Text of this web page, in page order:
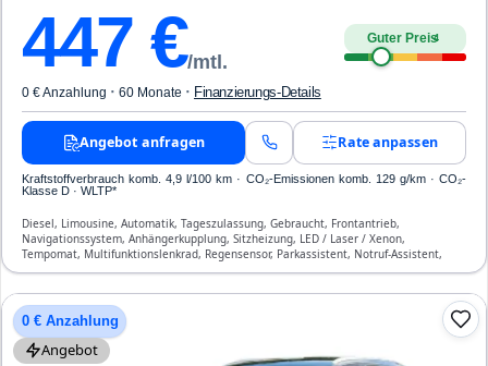
447 €/mtl.
Guter Preis4
0 € Anzahlung · 60 Monate · Finanzierungs-Details
Angebot anfragen Rate anpassen
Kraftstoffverbrauch komb. 4,9 l/100 km · CO₂-Emissionen komb. 129 g/km · CO₂-
Klasse D · WLTP*
Diesel, Limousine, Automatik, Tageszulassung, Gebraucht, Frontantrieb,
Navigationssystem, Anhängerkupplung, Sitzheizung, LED / Laser / Xenon,
Tempomat, Multifunktionslenkrad, Regensensor, Parkassistent, Notruf-Assistent,
Lichtsensor, Start/Stopp-Automatik, Bluetooth, Freisprecheinrichtung,
0 € Anzahlung
Angebot